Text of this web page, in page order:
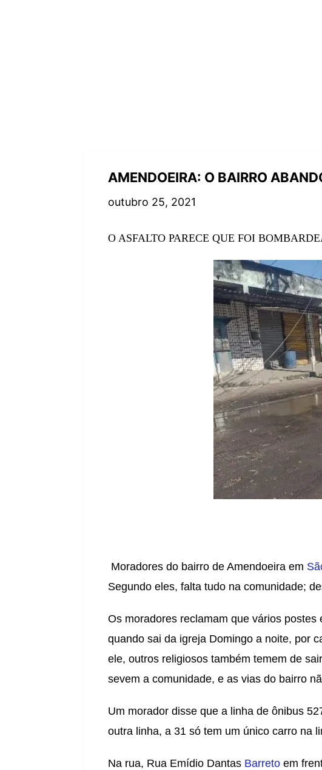
AMENDOEIRA: O BAIRRO
outubro 25, 2021
O ASFALTO PARECE QUE FOI
Moradores do bairro de Amendoeira em
Segundo eles, falta tudo na comunidade;
Os moradores reclamam que vários
quando sai da igreja Domingo a noite, por
ele, outros religiosos também temem de
sevem a comunidade, e as vias do bairro
Um morador disse que a linha de ônibus
outra linha, a 31 só tem um único carro na
Na rua, Rua Emídio Dantas Barreto em